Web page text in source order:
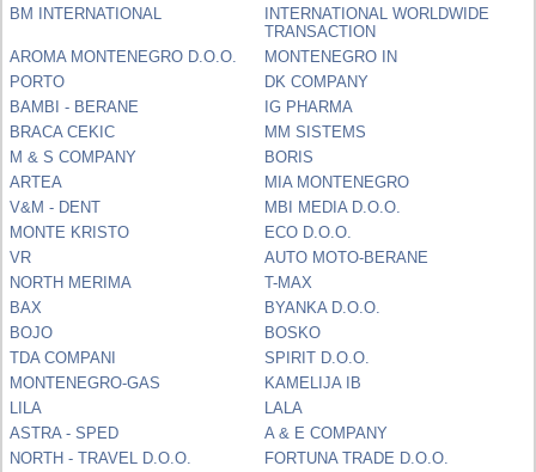
BM INTERNATIONAL
INTERNATIONAL WORLDWIDE
TRANSACTION
AROMA MONTENEGRO D.O.O.
MONTENEGRO IN
PORTO
DK COMPANY
BAMBI - BERANE
IG PHARMA
BRACA CEKIC
MM SISTEMS
M & S COMPANY
BORIS
ARTEA
MIA MONTENEGRO
V&M - DENT
MBI MEDIA D.O.O.
MONTE KRISTO
ECO D.O.O.
VR
AUTO MOTO-BERANE
NORTH MERIMA
T-MAX
BAX
BYANKA D.O.O.
BOJO
BOSKO
TDA COMPANI
SPIRIT D.O.O.
MONTENEGRO-GAS
KAMELIJA IB
LILA
LALA
ASTRA - SPED
A & E COMPANY
NORTH - TRAVEL D.O.O.
FORTUNA TRADE D.O.O.